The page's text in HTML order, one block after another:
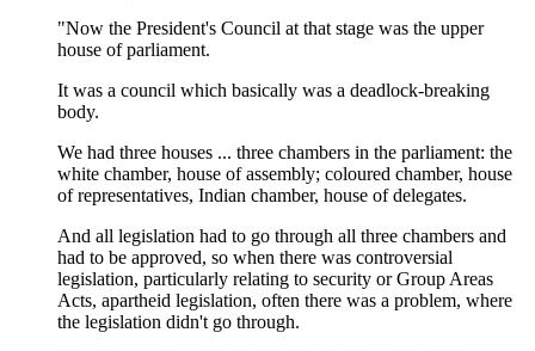
"Now the President's Council at that stage was the upper
house of parliament.
It was a council which basically was a deadlock-breaking
body.
We had three houses ... three chambers in the parliament: the
white chamber, house of assembly; coloured chamber, house
of representatives, Indian chamber, house of delegates.
And all legislation had to go through all three chambers and
had to be approved, so when there was controversial
legislation, particularly relating to security or Group Areas
Acts, apartheid legislation, often there was a problem, where
the legislation didn't go through.